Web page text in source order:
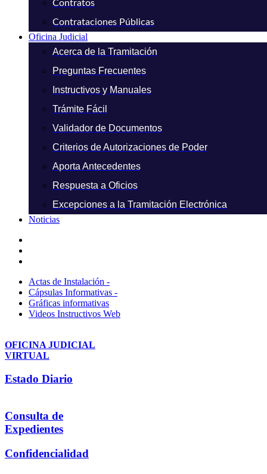
Contratos
Contrataciones Públicas
Oficina Judicial
Acerca de la Tramitación
Preguntas Frecuentes
Instructivos y Manuales
Trámite Fácil
Validador de Documentos
Criterios de Autorizaciones de Poder
Aporta Antecedentes
Respuesta a Oficios
Excepciones a la Tramitación Electrónica
Noticias
Actas de Instalación -
Cápsulas Informativas -
Gráficas informativas
Videos Instructivos Web
OFICINA JUDICIAL
VIRTUAL
Estado Diario
Consulta de
Expedientes
Confidencialidad